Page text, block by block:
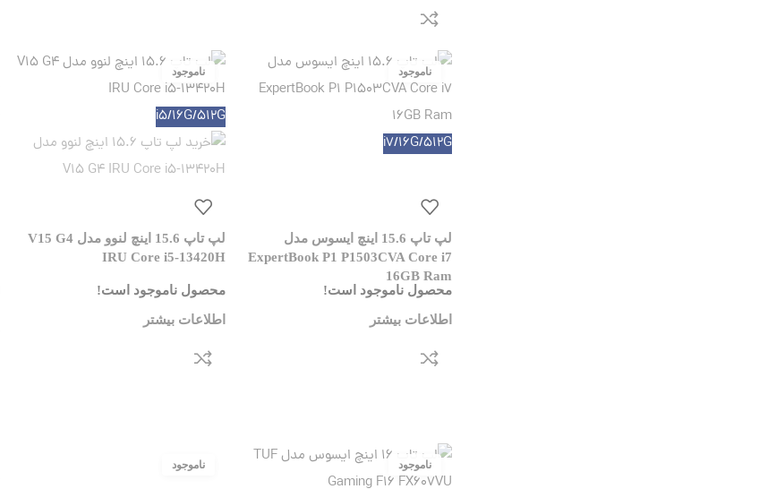
i7/16G/512G
لپ تاپ 15.6 اینچ ایسوس مدل
ExpertBook P1 P1503CVA Core i7
16GB Ram
محصول ناموجود است!
اطلاعات بیشتر
i5/16G/512G
لپ تاپ 15.6 اینچ لنوو مدل V15 G4
IRU Core i5-13420H
محصول ناموجود است!
اطلاعات بیشتر